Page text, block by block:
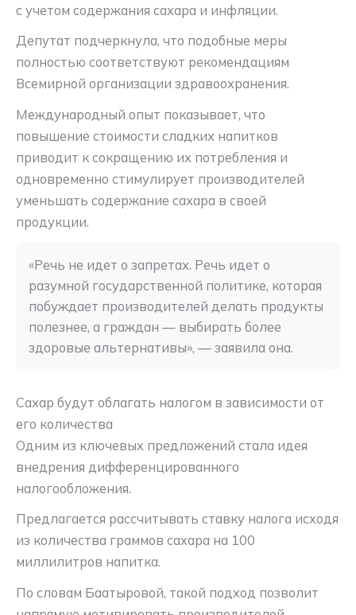
с учетом содержания сахара и инфляции.
Депутат подчеркнула, что подобные меры
полностью соответствуют рекомендациям
Всемирной организации здравоохранения.
Международный опыт показывает, что
повышение стоимости сладких напитков
приводит к сокращению их потребления и
одновременно стимулирует производителей
уменьшать содержание сахара в своей
продукции.
«Речь не идет о запретах. Речь идет о
разумной государственной политике, которая
побуждает производителей делать продукты
полезнее, а граждан — выбирать более
здоровые альтернативы», — заявила она.
Сахар будут облагать налогом в зависимости от
его количества
Одним из ключевых предложений стала идея
внедрения дифференцированного
налогообложения.
Предлагается рассчитывать ставку налога исходя
из количества граммов сахара на 100
миллилитров напитка.
По словам Баатыровой, такой подход позволит